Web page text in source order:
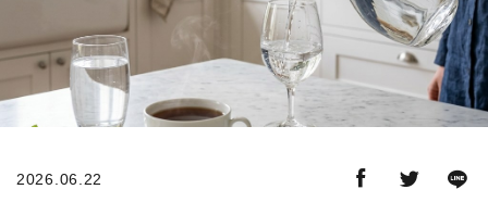
カテゴリーから探す
種類から探す
スキンケア
概要
2026.06.22